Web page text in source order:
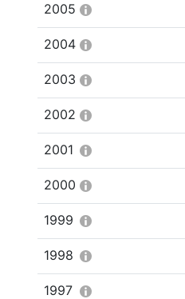
2005
2004
2003
2002
2001
2000
1999
1998
1997